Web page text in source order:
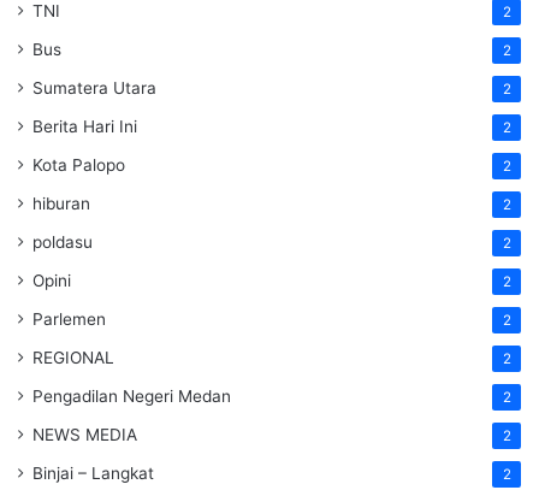
TNI 2
Bus 2
Sumatera Utara 2
Berita Hari Ini 2
Kota Palopo 2
hiburan 2
poldasu 2
Opini 2
Parlemen 2
REGIONAL 2
Pengadilan Negeri Medan 2
NEWS MEDIA 2
Binjai – Langkat 2